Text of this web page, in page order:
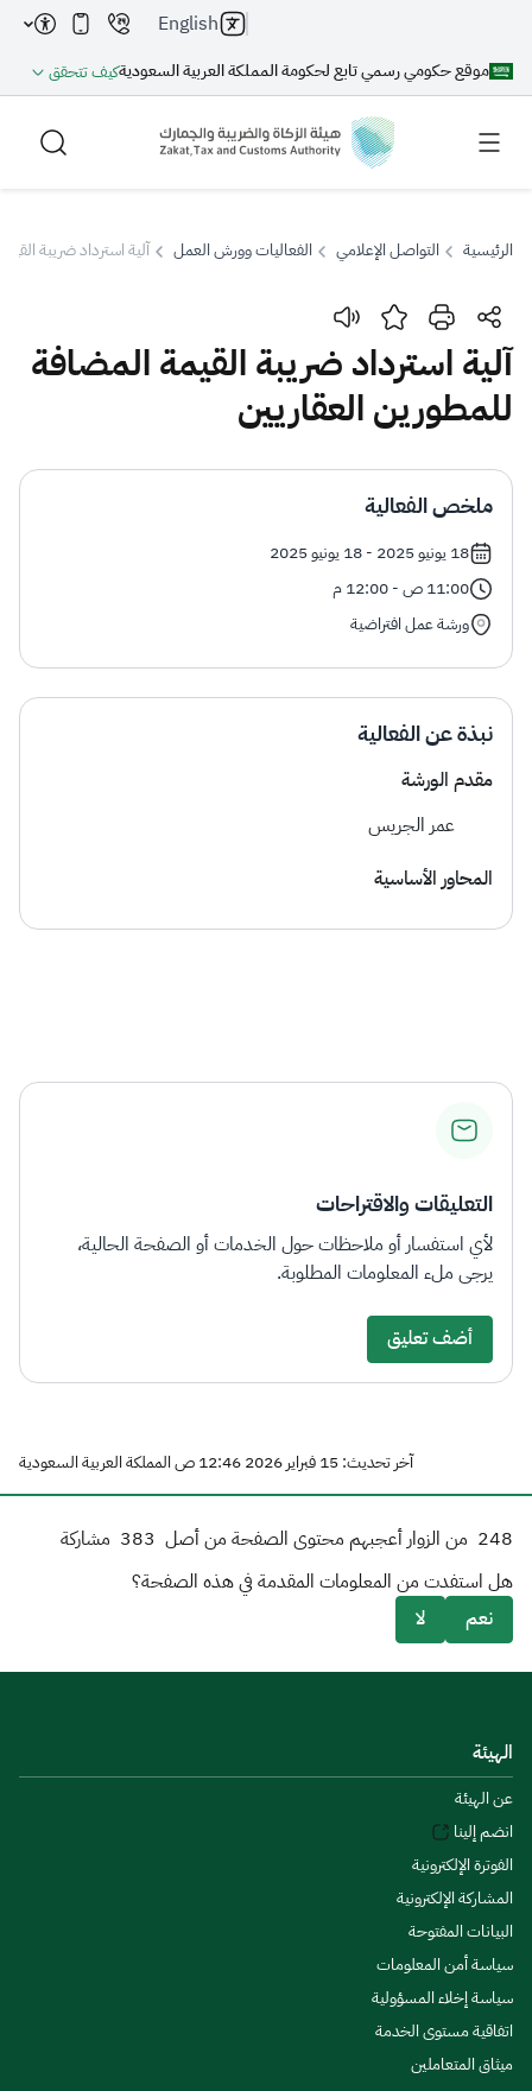
موقع حكومي رسمي تابع لحكومة المملكة العربية السعوديةكيف تتحقق
English
بحث
بحث بحث AI
اقتراحات
الإقرار الضريبي
التصرفات العقارية
الرئيسية التواصل الإعلامي الفعاليات وورش العمل آلية استرداد ضريبة
آلية استرداد ضريبة القيمة المضافة
للمطورين العقاريين
ملخص الفعالية
18 يونيو 2025 - 18 يونيو 2025
11:00 ص - 12:00 م
ورشة عمل افتراضية
نبذة عن الفعالية
مقدم الورشة
عمر الجريس
المحاور الأساسية
التعليقات والاقتراحات
لأي استفسار أو ملاحظات حول الخدمات أو الصفحة الحالية،
يرجى ملء المعلومات المطلوبة.
أضف تعليق
آخر تحديث: 15 فبراير 2026 12:46 ص المملكة العربية السعودية
248 من الزوار أعجبهم محتوى الصفحة من أصل 383 مشاركة
هل استفدت من المعلومات المقدمة في هذه الصفحة؟
نعم
لا
الهيئة
عن الهيئة
انضم إلينا
الفوترة الإلكترونية
المشاركة الإلكترونية
البيانات المفتوحة
سياسة أمن المعلومات
سياسة إخلاء المسؤولية
اتفاقية مستوى الخدمة
ميثاق المتعاملين